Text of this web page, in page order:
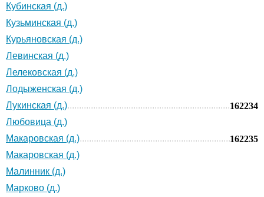
Кубинская (д.)
Кузьминская (д.)
Курьяновская (д.)
Левинская (д.)
Лелековская (д.)
Лодыженская (д.)
Лукинская (д.)
162234
Любовица (д.)
Макаровская (д.)
162235
Макаровская (д.)
Малинник (д.)
Марково (д.)